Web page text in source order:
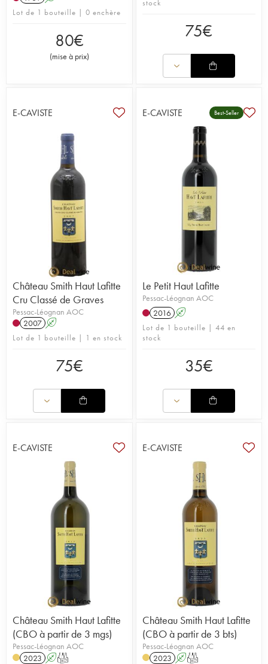
Lot de 1 bouteille | 0 enchère
80€
(mise à prix)
stock
75€
E-CAVISTE
Château Smith Haut Lafitte
Cru Classé de Graves
Pessac-Léognan AOC
2007 A
Lot de 1 bouteille | 1 en stock
75€
E-CAVISTE Best-Seller
Le Petit Haut Lafitte
Pessac-Léognan AOC
2016 A
Lot de 1 bouteille | 44 en
stock
35€
E-CAVISTE
Château Smith Haut Lafitte
(CBO à partir de 3 mgs)
Pessac-Léognan AOC
2023 AT
E-CAVISTE
Château Smith Haut Lafitte
(CBO à partir de 3 bts)
Pessac-Léognan AOC
2023 AT